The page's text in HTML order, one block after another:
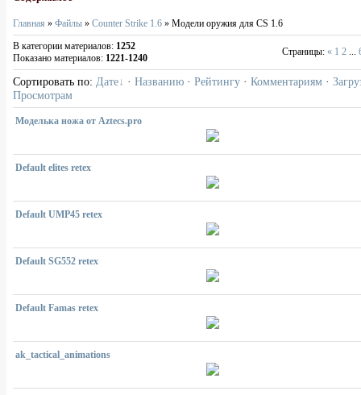
Главная » Файлы » Counter Strike 1.6 » Модели оружия для CS 1.6
В категории материалов: 1252
Показано материалов: 1221-1240
Страницы: « 1 2 ...
Сортировать по: Дате · Названию · Рейтингу · Комментариям ·
Просмотрам
Моделька ножа от Aztecs.pro
Default elites retex
Default UMP45 retex
Default SG552 retex
Default Famas retex
ak_tactical_animations